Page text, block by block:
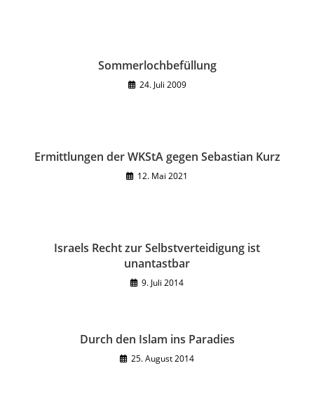
Sommerlochbefüllung
24. Juli 2009
Ermittlungen der WKStA gegen Sebastian Kurz
12. Mai 2021
Israels Recht zur Selbstverteidigung ist
unantastbar
9. Juli 2014
Durch den Islam ins Paradies
25. August 2014